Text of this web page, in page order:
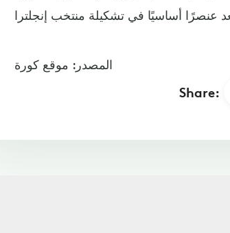
المصدر: موقع كورة
Share: